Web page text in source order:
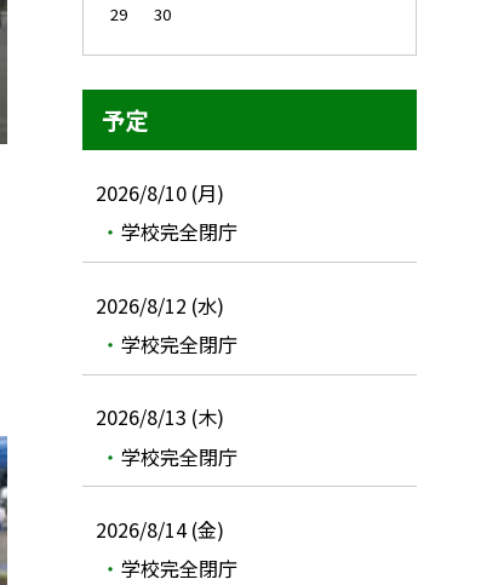
29
30
予定
2026/8/10 (月)
学校完全閉庁
2026/8/12 (水)
学校完全閉庁
2026/8/13 (木)
学校完全閉庁
2026/8/14 (金)
学校完全閉庁